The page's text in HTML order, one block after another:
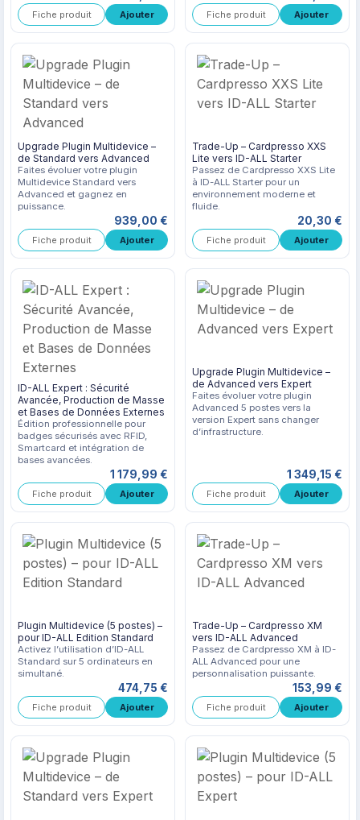
Fiche produit Fiche produit
Upgrade Plugin Multidevice –
de Standard vers Advanced
Faites évoluer votre plugin
Multidevice Standard vers
Advanced et gagnez en
puissance.
939,00 €
Fiche produit
Trade-Up – Cardpresso XXS
Lite vers ID-ALL Starter
Passez de Cardpresso XXS Lite
à ID-ALL Starter pour un
environnement moderne et
fluide.
20,30 €
Fiche produit
ID-ALL Expert : Sécurité
Avancée, Production de Masse
et Bases de Données Externes
Édition professionnelle pour
badges sécurisés avec RFID,
Smartcard et intégration de
bases avancées.
1 179,99 €
Fiche produit
Upgrade Plugin Multidevice –
de Advanced vers Expert
Faites évoluer votre plugin
Advanced 5 postes vers la
version Expert sans changer
d’infrastructure.
1 349,15 €
Fiche produit
Plugin Multidevice (5 postes) –
pour ID-ALL Edition Standard
Activez l’utilisation d’ID-ALL
Standard sur 5 ordinateurs en
simultané.
474,75 €
Fiche produit
Trade-Up – Cardpresso XM
vers ID-ALL Advanced
Passez de Cardpresso XM à ID-
ALL Advanced pour une
personnalisation puissante.
153,99 €
Fiche produit